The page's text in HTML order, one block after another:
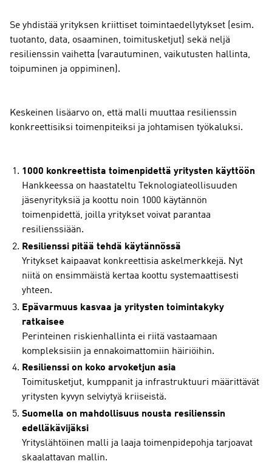
Se yhdistää yrityksen kriittiset toimintaedellytykset (esim.
tuotanto, data, osaaminen, toimitusketjut) sekä neljä
resilienssin vaihetta (varautuminen, vaikutusten hallinta,
toipuminen ja oppiminen).
Keskeinen lisäarvo on, että malli muuttaa resilienssin
konkreettisiksi toimenpiteiksi ja johtamisen työkaluksi.
1000 konkreettista toimenpidettä yritysten käyttöön
Hankkeessa on haastateltu Teknologiateollisuuden
jäsenyrityksiä ja koottu noin 1000 käytännön
toimenpidettä, joilla yritykset voivat parantaa
resilienssiään.
Resilienssi pitää tehdä käytännössä
Yritykset kaipaavat konkreettisia askelmerkkejä. Nyt
niitä on ensimmäistä kertaa koottu systemaattisesti
yhteen.
Epävarmuus kasvaa ja yritysten toimintakyky
ratkaisee
Perinteinen riskienhallinta ei riitä vastaamaan
kompleksisiin ja ennakoimattomiin häiriöihin.
Resilienssi on koko arvoketjun asia
Toimitusketjut, kumppanit ja infrastruktuuri määrittävät
yritysten kyvyn selviytyä kriiseistä.
Suomella on mahdollisuus nousta resilienssin
edelläkävijäksi
Yrityslähtöinen malli ja laaja toimenpidepohja tarjoavat
skaalattavan mallin.